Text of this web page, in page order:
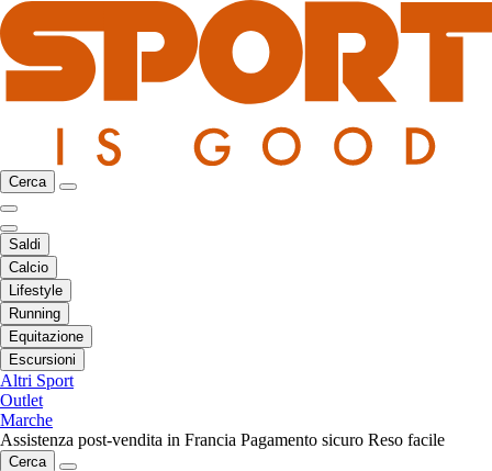
Cerca
Saldi
Calcio
Lifestyle
Running
Equitazione
Escursioni
Altri Sport
Outlet
Marche
Assistenza post-vendita in Francia Pagamento sicuro Reso facile
Cerca